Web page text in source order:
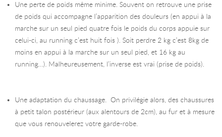
Une perte de poids même minime. Souvent on retrouve une prise
de poids qui accompagne l’apparition des douleurs (en appui à la
marche sur un seul pied quatre fois le poids du corps appuie sur
celui-ci, au running c’est huit fois ). Soit perdre 2 kg c’est 8kg de
moins en appui à la marche sur un seul pied, et 16 kg au
running…). Malheureusement, l’inverse est vrai (prise de poids).
Une adaptation du chaussage. On privilégie alors, des chaussures
à petit talon postérieur (aux alentours de 2cm), au fur et à mesure
que vous renouvelerez votre garde-robe.